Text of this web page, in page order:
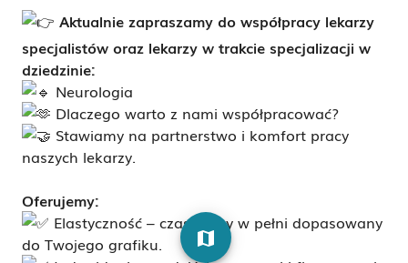
Aktualnie zapraszamy do współpracy lekarzy
specjalistów oraz lekarzy w trakcie specjalizacji w
dziedzinie:
Neurologia
Dlaczego warto z nami współpracować?
Stawiamy na partnerstwo i komfort pracy
naszych lekarzy.
Oferujemy:
Elastyczność – czas pracy w pełni dopasowany
do Twojego grafiku.
map